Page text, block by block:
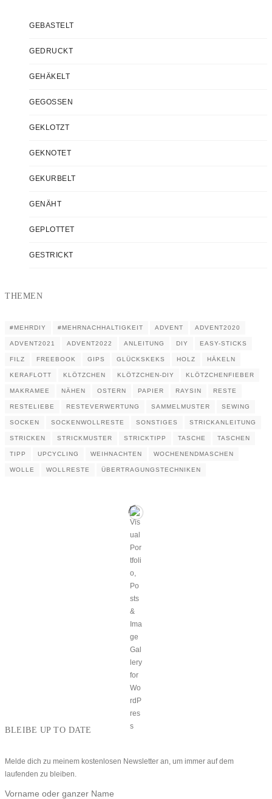
GEBASTELT
GEDRUCKT
GEHÄKELT
GEGOSSEN
GEKLOTZT
GEKNOTET
GEKURBELT
GENÄHT
GEPLOTTET
GESTRICKT
THEMEN
#MEHRDIY #MEHRNACHHALTIGKEIT ADVENT ADVENT2020
ADVENT2021 ADVENT2022 ANLEITUNG DIY EASY-STICKS
FILZ FREEBOOK GIPS GLÜCKSKEKS HOLZ HÄKELN
KERAFLOTT KLÖTZCHEN KLÖTZCHEN-DIY KLÖTZCHENFIEBER
MAKRAMEE NÄHEN OSTERN PAPIER RAYSIN RESTE
RESTELIEBE RESTEVERWERTUNG SAMMELMUSTER SEWING
SOCKEN SOCKENWOLLRESTE SONSTIGES STRICKANLEITUNG
STRICKEN STRICKMUSTER STRICKTIPP TASCHE TASCHEN
TIPP UPCYCLING WEIHNACHTEN WOCHENENDMASCHEN
WOLLE WOLLRESTE ÜBERTRAGUNGSTECHNIKEN
BLEIBE UP TO DATE
Melde dich zu meinem kostenlosen Newsletter an, um immer auf dem
laufenden zu bleiben.
Vorname oder ganzer Name